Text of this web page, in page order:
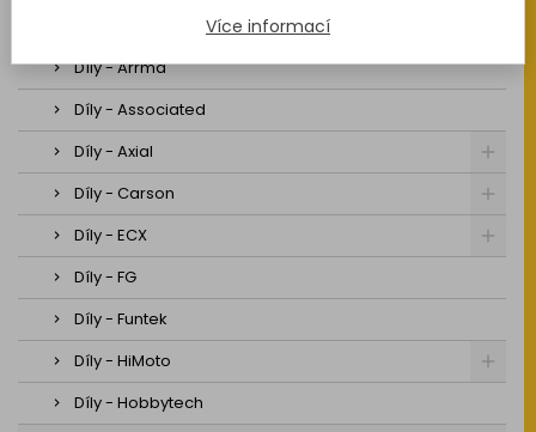
Díly - Arrma
Díly - Associated
Díly - Axial
Díly - Carson
Díly - ECX
Díly - FG
Díly - Funtek
Díly - HiMoto
Díly - Hobbytech
Více informací